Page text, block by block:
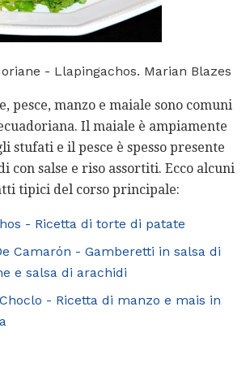
- Llapingachos. Marian Blazes
pesce, manzo e maiale sono comuni
Il maiale è ampiamente
stufati e il pesce è spesso presente
con salse e riso assortiti. Ecco alcuni
tipici del corso principale:
- Ricetta di torte di patate
Camarón - Gamberetti in salsa di
e salsa di arachidi
- Ricetta di manzo e mais in